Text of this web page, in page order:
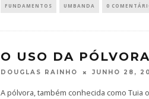
FUNDAMENTOS UMBANDA 0
O USO DA
DOUGLAS RAINHO JUNHO 28,
A pólvora, também conhecida como Tuia